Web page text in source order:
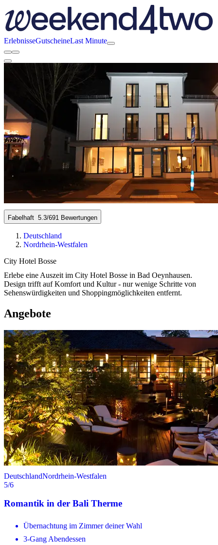
ErlebnisseGutscheineLast Minute
Fabelhaft 5.3/691 Bewertungen
Deutschland
Nordrhein-Westfalen
City Hotel Bosse
Erlebe eine Auszeit im City Hotel Bosse in Bad Oeynhausen.
Design trifft auf Komfort und Kultur - nur wenige Schritte von
Sehenswürdigkeiten und Shoppingmöglichkeiten entfernt.
Angebote
DeutschlandNordrhein-Westfalen
5/6
Romantik in der Bali Therme
Übernachtung im Zimmer deiner Wahl
3-Gang Abendessen